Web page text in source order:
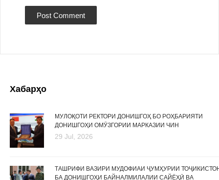
Хабарҳо
МУЛОҚОТИ РЕКТОРИ ДОНИШГОҲ БО РОҲБАРИЯТИ
ДОНИШГОҲИ ОМӮЗГОРИИ МАРКАЗИИ ЧИН
29 Jul, 2026
ТАШРИФИ ВАЗИРИ МУДОФИАИ ҶУМҲУРИИ
БА ДОНИШГОҲИ БАЙНАЛМИЛАЛИИ САЙЁҲӢ ВА